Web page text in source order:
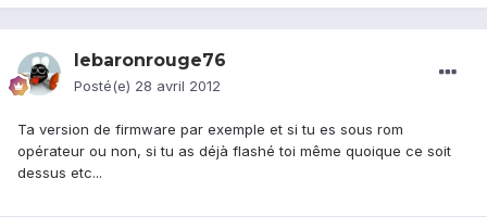
lebaronrouge76
Posté(e) 28 avril 2012
Ta version de firmware par exemple et si tu es sous rom
opérateur ou non, si tu as déjà flashé toi même quoique ce soit
dessus etc...